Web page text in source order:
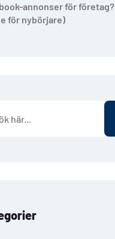
annonser för företag?
för nybörjare)